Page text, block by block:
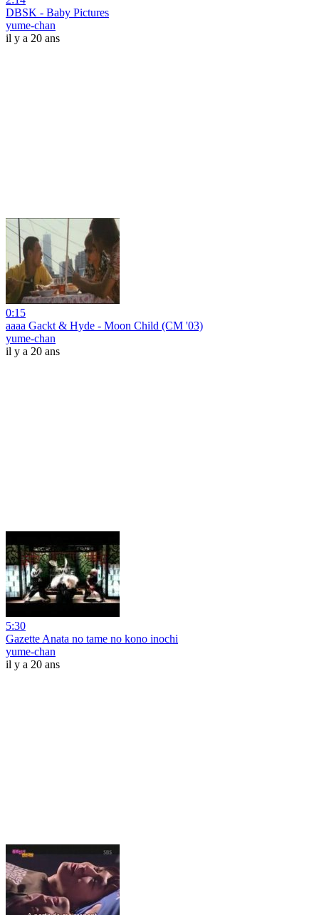
DBSK - Baby Pictures
yume-chan
il y a 20 ans
0:15
aaaa Gackt & Hyde - Moon Child (CM '03)
yume-chan
il y a 20 ans
5:30
Gazette Anata no tame no kono inochi
yume-chan
il y a 20 ans